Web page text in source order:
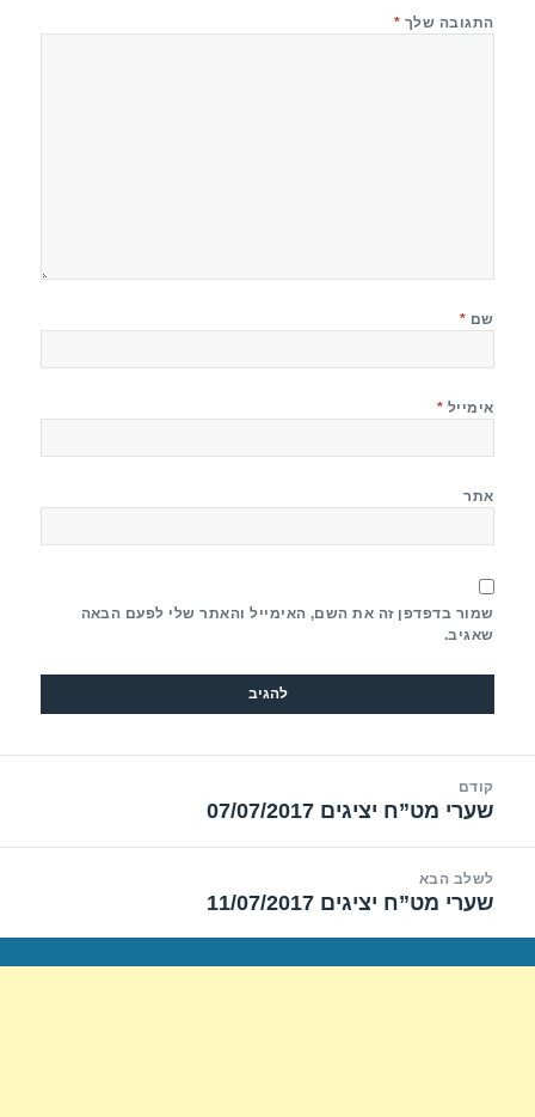
התגובה שלך *
שם *
אימייל *
אתר
שמור בדפדפן זה את השם, האימייל והאתר שלי לפעם הבאה
שאגיב.
קודם
הפוסט
שערי מט”ח יציגים 07/07/2017
לשלב הבא
הפוסט
שערי מט”ח יציגים 11/07/2017